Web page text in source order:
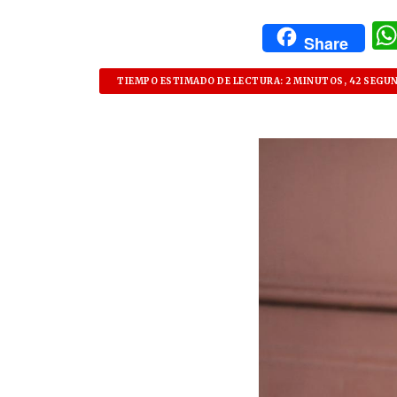
Share
TIEMPO ESTIMADO DE LECTURA: 2 MINUTOS, 42